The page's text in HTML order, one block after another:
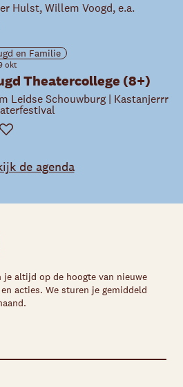
Hulst, Willem Voogd, e.a.
en Familie
okt
Theatercollege (8+)
Leidse Schouwburg | Kastanjerrr
Favoriet
de agenda
je altijd op de hoogte van nieuwe
acties. We sturen je gemiddeld